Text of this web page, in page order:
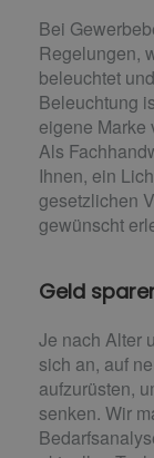
Bei
Regelungen,
beleuchtet
Beleuchtung
eigene Marke
Als
Ihnen, ein
gesetzlichen
gewünscht
Geld
Je nach Alter
sich an, auf
aufzurüsten,
senken. Wir